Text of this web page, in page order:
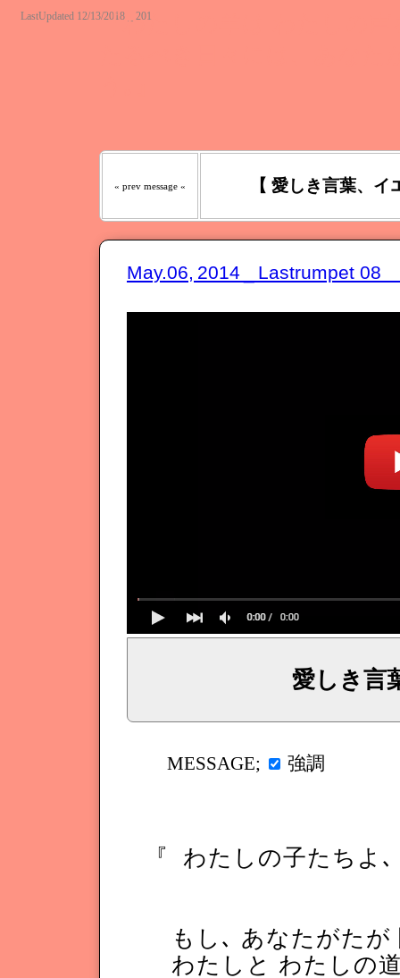
LastUpdated 12/13/2018 _ 201『わたしの羊は わたしの
« prev message « 【 愛しき言葉、
May.06, 2014 _ Lastrumpet
愛しき
MESSAGE; 強調
『 わたしの子たちよ､
もし､ あなたがたが
わたしと わたしの